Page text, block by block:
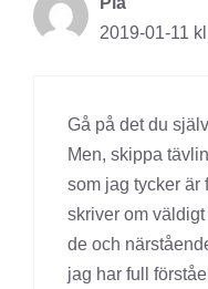
2019-01-11
Gå på det du
Men, skippa
som jag tycker är
skriver om
de och
jag har full